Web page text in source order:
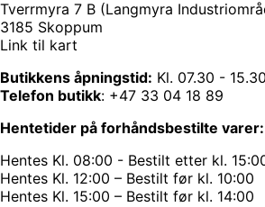
Tverrmyra 7 B (Langmyra
3185 Skoppum
Link til kart
Butikkens åpningstid: Kl. 07.30 - 15.30
Telefon butikk: +47 33 04 18 89
Hentetider på forhåndsbestilte varer:
Hentes Kl. 08:00 - Bestilt etter kl.
Hentes Kl. 12:00 – Bestilt før kl. 10:00
Hentes Kl. 15:00 – Bestilt før kl. 14:00